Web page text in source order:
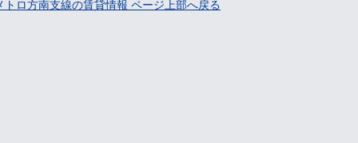
トロ方南支線の賃貸情報 ページ上部へ戻る